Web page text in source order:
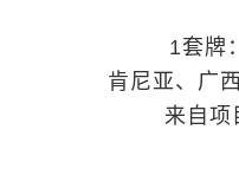
1套牌
肯尼亚、广
来自项